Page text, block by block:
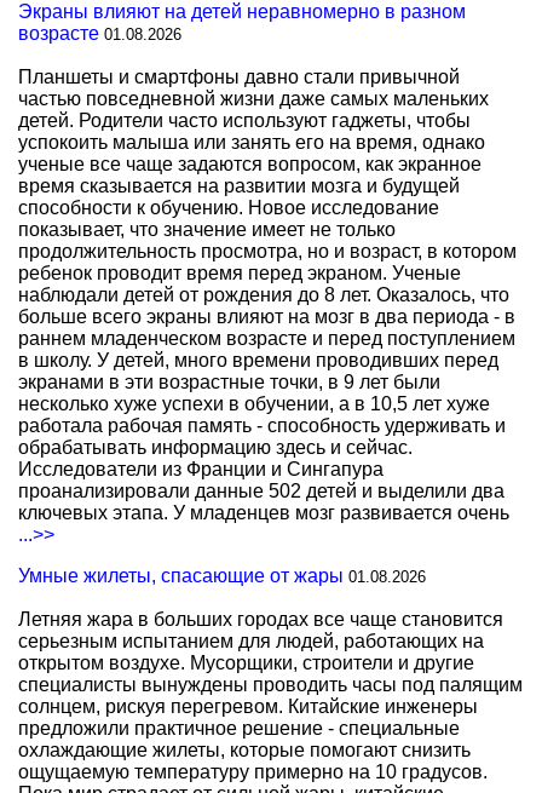
Экраны влияют на детей неравномерно в разном
возрасте 01.08.2026
Планшеты и смартфоны давно стали привычной
частью повседневной жизни даже самых маленьких
детей. Родители часто используют гаджеты, чтобы
успокоить малыша или занять его на время, однако
ученые все чаще задаются вопросом, как экранное
время сказывается на развитии мозга и будущей
способности к обучению. Новое исследование
показывает, что значение имеет не только
продолжительность просмотра, но и возраст, в котором
ребенок проводит время перед экраном. Ученые
наблюдали детей от рождения до 8 лет. Оказалось, что
больше всего экраны влияют на мозг в два периода - в
раннем младенческом возрасте и перед поступлением
в школу. У детей, много времени проводивших перед
экранами в эти возрастные точки, в 9 лет были
несколько хуже успехи в обучении, а в 10,5 лет хуже
работала рабочая память - способность удерживать и
обрабатывать информацию здесь и сейчас.
Исследователи из Франции и Сингапура
проанализировали данные 502 детей и выделили два
ключевых этапа. У младенцев мозг развивается очень
...>>
Умные жилеты, спасающие от жары 01.08.2026
Летняя жара в больших городах все чаще становится
серьезным испытанием для людей, работающих на
открытом воздухе. Мусорщики, строители и другие
специалисты вынуждены проводить часы под палящим
солнцем, рискуя перегревом. Китайские инженеры
предложили практичное решение - специальные
охлаждающие жилеты, которые помогают снизить
ощущаемую температуру примерно на 10 градусов.